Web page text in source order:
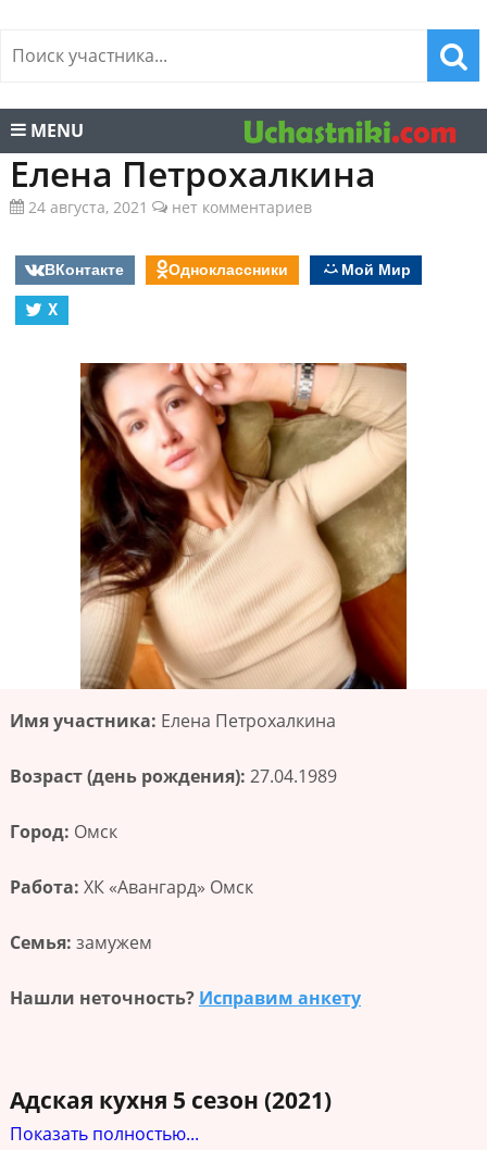
MENU
Елена Петрохалкина
24 августа, 2021 нет комментариев
ВКонтакте Одноклассники
Мой Мир
X
Имя участника: Елена Петрохалкина
Возраст (день рождения): 27.04.1989
Город: Омск
Работа: ХК «Авангард» Омск
Семья: замужем
Нашли неточность? Исправим анкету
Адская кухня 5 сезон (2021)
Показать полностью...